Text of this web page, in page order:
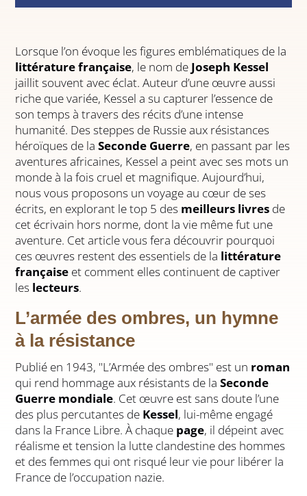
Lorsque l’on évoque les figures emblématiques de la
littérature française, le nom de Joseph Kessel
jaillit souvent avec éclat. Auteur d’une œuvre aussi
riche que variée, Kessel a su capturer l’essence de
son temps à travers des récits d’une intense
humanité. Des steppes de Russie aux résistances
héroïques de laSeconde Guerre, en passant par les
aventures africaines, Kessel a peint avec ses mots un
monde à la fois cruel et magnifique. Aujourd’hui,
nous vous proposons un voyage au cœur de ses
écrits, en explorant le top 5 des meilleurs livres de
cet écrivain hors norme, dont la vie même fut une
aventure. Cet article vous fera découvrir pourquoi
ces œuvres restent des essentiels de la littérature
française et comment elles continuent de captiver
les lecteurs.
L’armée des ombres, un hymne
à la résistance
Publié en 1943, "L’Armée des ombres" est un roman
qui rend hommage aux résistants de laSeconde
Guerre mondiale. Cet œuvre est sans doute l’une
des plus percutantes de Kessel, lui-même engagé
dans la France Libre. À chaque page, il dépeint avec
réalisme et tension la lutte clandestine des hommes
et des femmes qui ont risqué leur vie pour libérer la
France de l’occupation nazie.